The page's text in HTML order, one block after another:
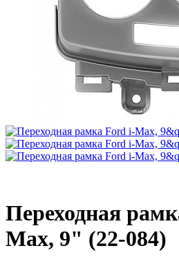
Переходная
Max, 9" (22-084)